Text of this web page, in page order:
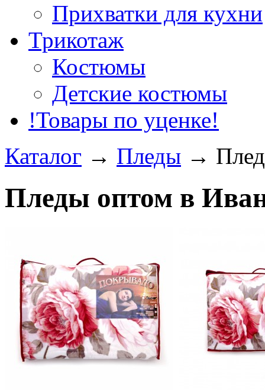
Прихватки для кухни
Трикотаж
Костюмы
Детские костюмы
!Товары по уценке!
Каталог → Пледы →
Пледы оптом в